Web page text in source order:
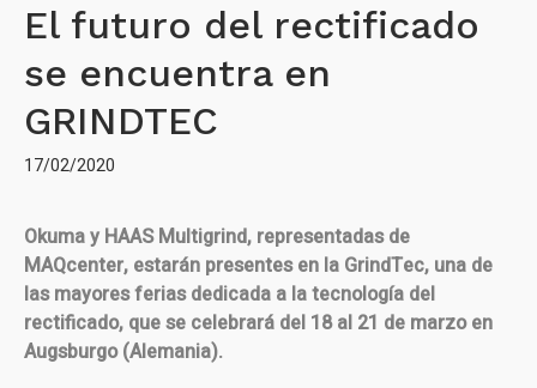
El futuro del rectificado
se encuentra en
GRINDTEC
17/02/2020
Okuma y HAAS Multigrind, representadas de
MAQcenter, estarán presentes en la GrindTec, una de
las mayores ferias dedicada a la tecnología del
rectificado, que se celebrará del 18 al 21 de marzo en
Augsburgo (Alemania).